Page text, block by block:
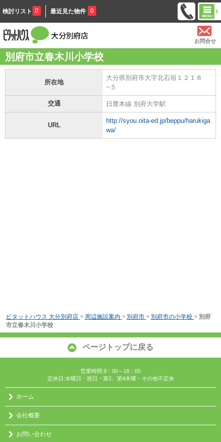
検討リスト 0 最近見た物件 0
お問合せ
別府市立春木川小学校
所在地
大分県別府市大字北石垣１２１８
−５
交通 日豊本線 別府大学駅
URL
http://syou.oita-ed.jp/beppu/harukiga
wa/
ピタットハウス 大分別府店 > 周辺施設案内 > 別府市 > 別府市の小学校 > 別府
市立春木川小学校
ページトップに戻る
営業時間:9：00～18：00
定休日:水曜日・祝日・第2、第4木曜・その他不定休
ホーム
会社概要
お問い合わせ